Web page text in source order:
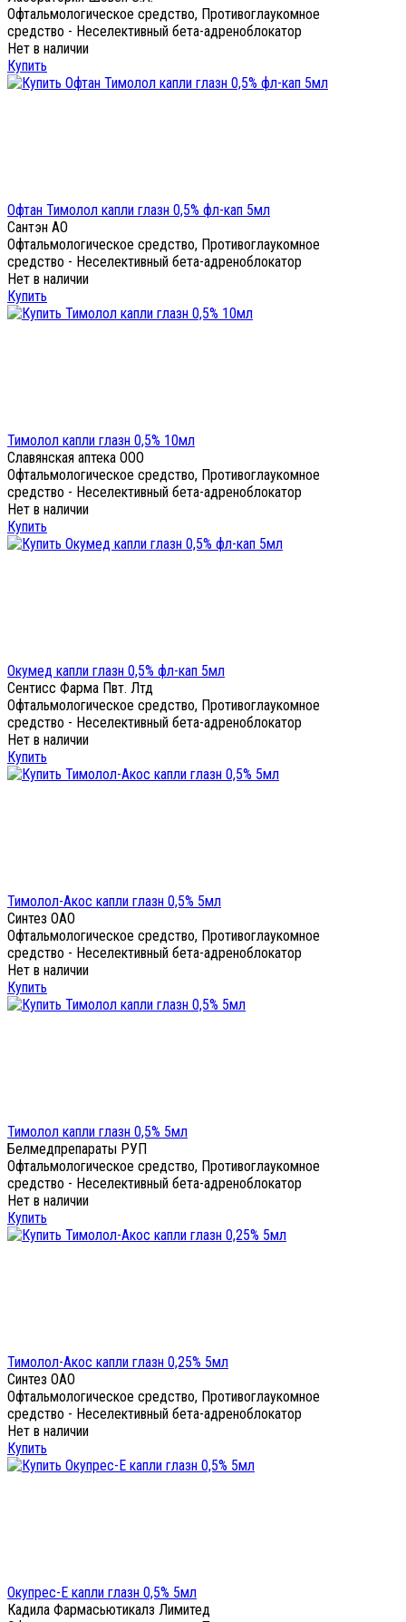
Офтальмологическое средство, Противоглаукомное
средство - Неселективный бета-адреноблокатор
Нет в наличии
Купить
Офтан Тимолол капли глазн 0,5% фл-кап 5мл
Сантэн АО
Офтальмологическое средство, Противоглаукомное
средство - Неселективный бета-адреноблокатор
Нет в наличии
Купить
Тимолол капли глазн 0,5% 10мл
Славянская аптека ООО
Офтальмологическое средство, Противоглаукомное
средство - Неселективный бета-адреноблокатор
Нет в наличии
Купить
Окумед капли глазн 0,5% фл-кап 5мл
Сентисс Фарма Пвт. Лтд
Офтальмологическое средство, Противоглаукомное
средство - Неселективный бета-адреноблокатор
Нет в наличии
Купить
Тимолол-Акос капли глазн 0,5% 5мл
Синтез ОАО
Офтальмологическое средство, Противоглаукомное
средство - Неселективный бета-адреноблокатор
Нет в наличии
Купить
Тимолол капли глазн 0,5% 5мл
Белмедпрепараты РУП
Офтальмологическое средство, Противоглаукомное
средство - Неселективный бета-адреноблокатор
Нет в наличии
Купить
Тимолол-Акос капли глазн 0,25% 5мл
Синтез ОАО
Офтальмологическое средство, Противоглаукомное
средство - Неселективный бета-адреноблокатор
Нет в наличии
Купить
Окупрес-Е капли глазн 0,5% 5мл
Кадила Фармасьютикалз Лимитед